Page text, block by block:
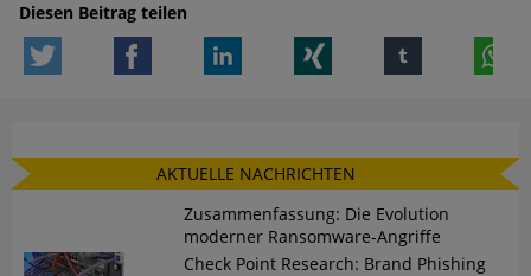
Diesen Beitrag teilen
Facebook LinkedIn tumblr
AKTUELLE NACHRICHTEN
Zusammenfassung: Die Evolution
moderner Ransomware-Angriffe
Check Point Research: Brand Phishing